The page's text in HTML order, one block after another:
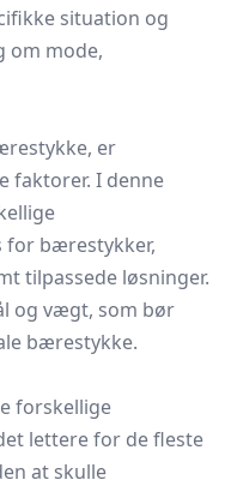
situation og
om mode,
er
faktorer. I denne
for bærestykker,
tilpassede løsninger.
og vægt, som bør
bærestykke.
forskellige
lettere for de fleste
at skulle